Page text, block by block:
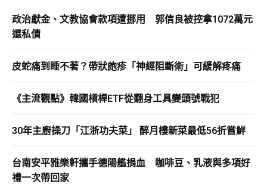
政治獻金、文教協會款項遭挪用 郭信良被控拿1072萬元
還私債
皮蛇痛到睡不著？帶狀皰疹「神經阻斷術」可緩解疼痛
《主流觀點》韓國槓桿ETF從翻身工具變頭號戰犯
30年主廚操刀「江浙功夫菜」 醉月樓新菜最低56折嘗鮮
台南安平雅樂軒攜手德陽艦捐血 咖啡豆、乳液與多項好
禮一次帶回家